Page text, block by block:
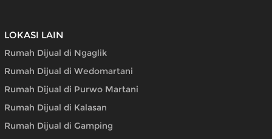
LOKASI LAIN
Rumah Dijual di Ngaglik
Rumah Dijual di Wedomartani
Rumah Dijual di Purwo Martani
Rumah Dijual di Kalasan
Rumah Dijual di Gamping